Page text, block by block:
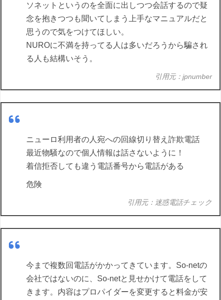
ソネットというのを全面に出しつつ会話するので疑
念を抱きつつも聞いてしまう上手なマニュアルだと
思うので気をつけてほしい。
NUROに不満を持ってる人は多いだろうから騙され
る人も結構いそう。
引用元：jpnumber
ニューロ利用者の人宛への回線切り替え詐欺電話
最近物騒なので個人情報は話さないように！
着信拒否しても違う電話番号から電話がある
危険
引用元：迷惑電話チェック
今まで複数回電話がかかってきています。So-netの
会社ではないのに、So-netと見せかけて電話をして
きます。内容はプロパイダーを変更すると料金が安